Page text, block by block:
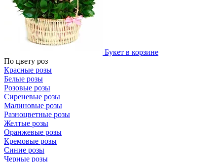
Букет в корзине
По цвету роз
Красные розы
Белые розы
Розовые розы
Сиреневые розы
Малиновые розы
Разноцветные розы
Желтые розы
Оранжевые розы
Кремовые розы
Синие розы
Черные розы